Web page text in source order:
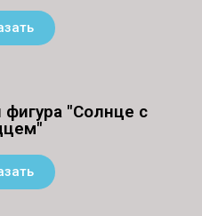
фигура "Солнце с